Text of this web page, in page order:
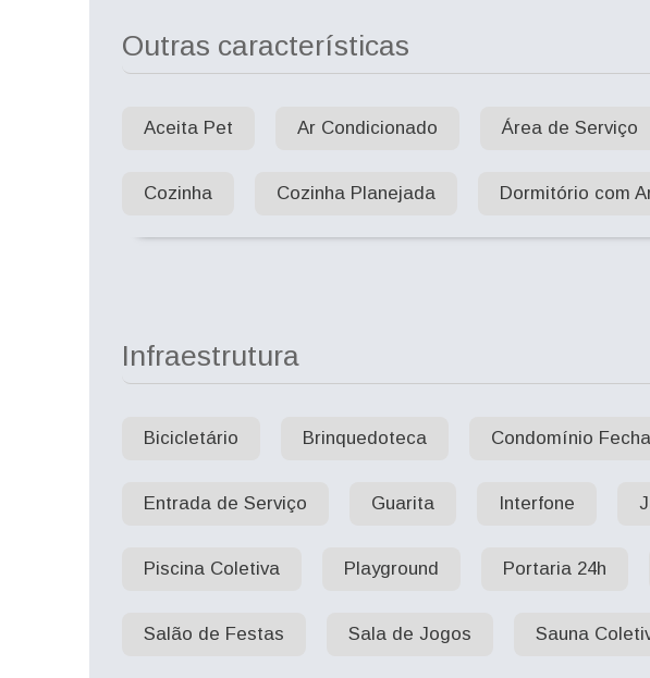
Outras características
Aceita Pet Ar Condicionado Área de Serviço
Cozinha Cozinha Planejada Dormitório com
Infraestrutura
Bicicletário Brinquedoteca Condomínio
Entrada de Serviço Guarita Interfone
Piscina Coletiva Playground Portaria 24h
Salão de Festas Sala de Jogos Sauna